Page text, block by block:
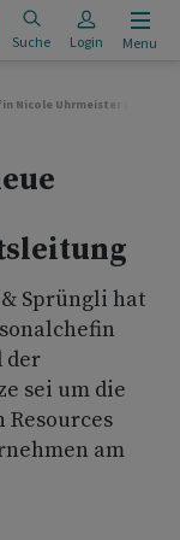
Suche Login Menu
Nicole Uhrmeister in
Sprüngli hat
der
sei um die
am